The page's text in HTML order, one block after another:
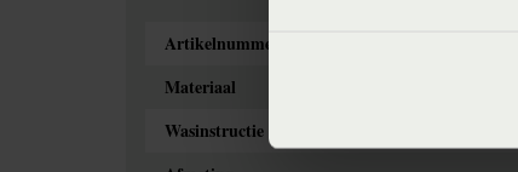
Artikelnummer
Materiaal
Wasinstructie